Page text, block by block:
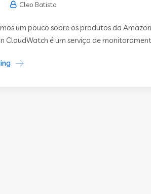
Cleo Batista
um pouco sobre os produtos da
CloudWatch é um serviço de